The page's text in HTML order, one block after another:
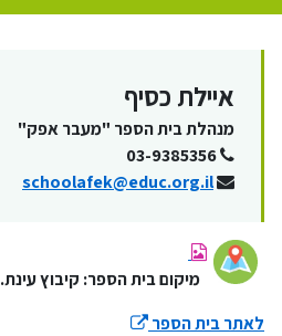
איילת כסיף
מנהלת בית הספר "מעבר אפק"
schoolafek@educ.org.il
מיקום בית הספר: קיבוץ עינת.
לאתר בית הספר